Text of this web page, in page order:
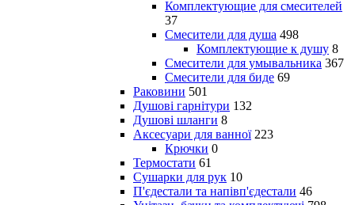
Комплектующие для смесителей
37
Смесители для душа 498
Комплектующие к душу 8
Смесители для умывальника 367
Смесители для биде 69
Раковини 501
Душові гарнітури 132
Душові шланги 8
Аксесуари для ванної 223
Крючки 0
Термостати 61
Сушарки для рук 10
П'єдестали та напівп'єдестали 46